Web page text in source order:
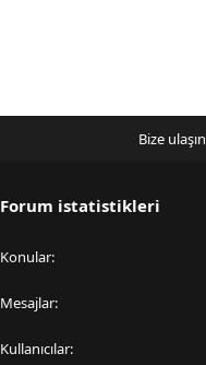
Bize ulaşın
Forum istatistikleri
Konular
Mesajlar
Kullanıcılar